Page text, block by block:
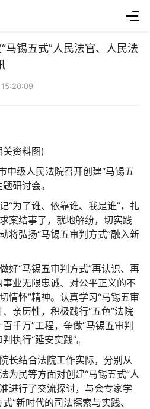
马锡五式”人民法官、人民法
关资料图)
中级人民法院召开创建“马锡五
研讨会。
“为了谁、依靠谁、我是谁”，扎
案结事了，就地解纷，切实践
将弘扬“马锡五审判方式”融入新
好“马锡五审判方式”再认识、再
业无限忠诚、对公平正义的不
情怀”精神。认真学习“马锡五审
亲历性，积极践行“五色”法院
千万”工程，争做“马锡五审判
执行“延安实践”。
长结合法院工作实际，分别从
为民等方面对创建“马锡五式”人
进行了交流探讨，与会专家学
”新时代的司法探索与实践、